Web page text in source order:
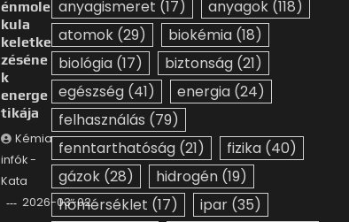
énmole
kula
keletke
zéséne
k
energe
tikája
Kémia
infók -
Kata
2026-03-02
anyagismeret (17) anyagok (118)
atomok (29) biokémia (18)
biológia (17) biztonság (21)
egészség (41) energia (24)
felhasználás (79)
fenntarthatóság (21) fizika (40)
gázok (28) hidrogén (19)
hőmérséklet (17) ipar (35)